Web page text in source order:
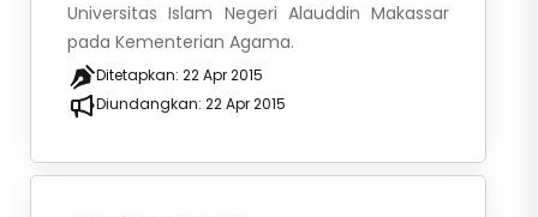
Universitas Islam Negeri Alauddin Makassar
pada Kementerian Agama.
Ditetapkan: 22 Apr 2015
Diundangkan: 22 Apr 2015